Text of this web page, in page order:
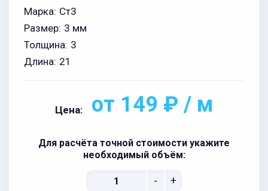
Марка: Ст3
Размер: 3 мм
Толщина: 3
Длина: 21
Цена: от 149 ₽ / м
Для расчёта точной стоимости укажите
необходимый объём:
- +